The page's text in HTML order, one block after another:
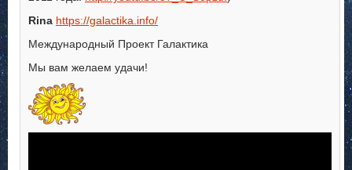
Rina https://galactika.info/
Международный Проект Галактика
Мы вам желаем удачи!